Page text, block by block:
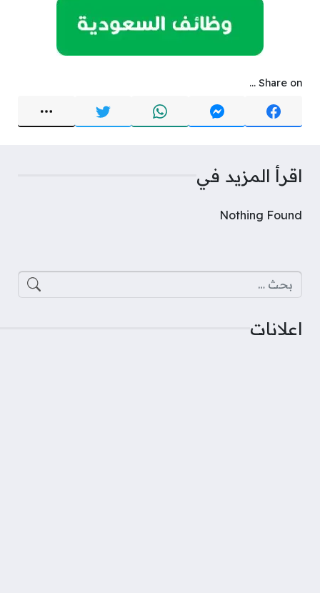
Share on ...
اقرأ المزيد في
Nothing Found
البحث عن:
اعلانات